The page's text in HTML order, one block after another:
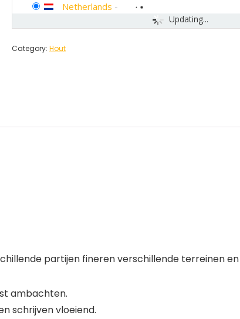
Updating...
Netherlands -
Category: Hout
partijen fineren verschillende terreinen
ambachten.
schrijven vloeiend.